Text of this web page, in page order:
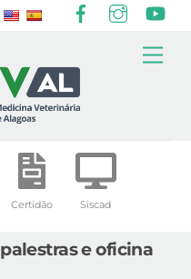
Certidão Siscad
e oficina